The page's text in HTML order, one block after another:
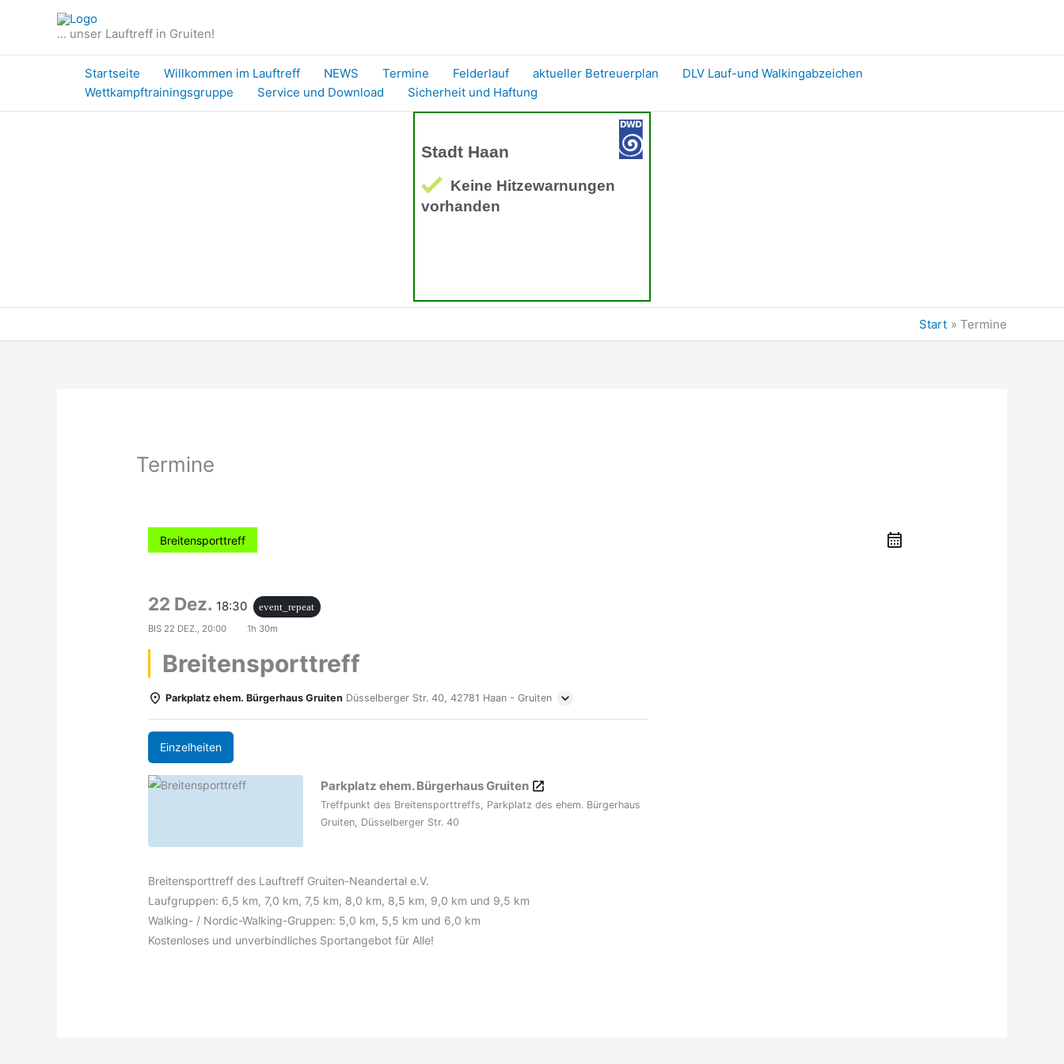
... unser Lauftreff in Gruiten!
Startseite Willkommen im Lauftreff NEWS Termine Felderlauf aktueller Betreuerplan
DLV Lauf-und Walkingabzeichen
Wettkampftrainingsgruppe
Service und Download Sicherheit und Haftung
Start Termine
Termine
Breitensporttreff
22 Dez. 18:30
event_repeat
BIS 22 DEZ., 20:00 1h 30m
Breitensporttreff
Parkplatz ehem. Bürgerhaus Gruiten Düsselberger Str. 40, 42781 Haan - Gruiten
Einzelheiten
Parkplatz ehem. Bürgerhaus Gruiten
Treffpunkt des Breitensporttreffs, Parkplatz des ehem. Bürgerhaus
Gruiten, Düsselberger Str. 40
Breitensporttreff des Lauftreff Gruiten-Neandertal e.V.
Laufgruppen: 6,5 km, 7,0 km, 7,5 km, 8,0 km, 8,5 km, 9,0 km und 9,5 km
Walking- / Nordic-Walking-Gruppen: 5,0 km, 5,5 km und 6,0 km
Kostenloses und unverbindliches Sportangebot für Alle!